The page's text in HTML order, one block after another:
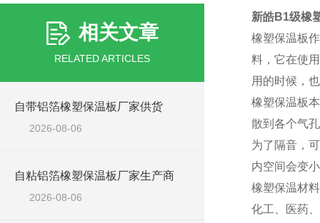
相关文章
RELATED ARTICLES
自带铝箔橡塑保温板厂家供货
2026-08-06
自粘铝箔橡塑保温板厂家生产商
2026-08-06
新皓B1级橡
橡塑保温板
料，它在使
用的时候，
橡塑保温板
散到各个气
为了隔音，
内空间会变
橡塑保温材
化工、医药